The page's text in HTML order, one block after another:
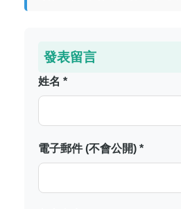
發表留言
姓名 *
電子郵件 (不會公開) *